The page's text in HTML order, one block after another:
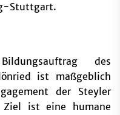
Stuttgart.
des
ist maßgeblich
der Steyler
Ziel ist eine humane